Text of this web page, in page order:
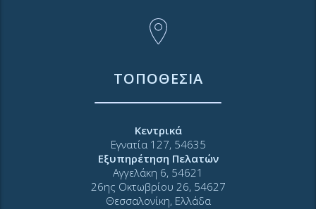
ΤΟΠΟΘΕΣΙΑ
Κεντρικά
Εγνατία 127, 54635
Εξυπηρέτηση Πελατών
Αγγελάκη 6, 54621
26ης Οκτωβρίου 26, 54627
Θεσσαλονίκη, Ελλάδα